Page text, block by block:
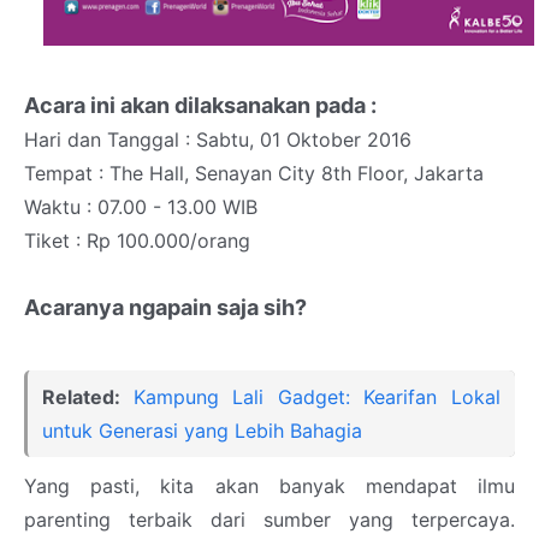
Acara ini akan dilaksanakan pada :
Hari dan Tanggal : Sabtu, 01 Oktober 2016
Tempat : The Hall, Senayan City 8th Floor, Jakarta
Waktu : 07.00 - 13.00 WIB
Tiket : Rp 100.000/orang
Acaranya ngapain saja sih?
Related: Kampung Lali Gadget: Kearifan Lokal
untuk Generasi yang Lebih Bahagia
Yang pasti, kita akan banyak mendapat ilmu
parenting terbaik dari sumber yang terpercaya.